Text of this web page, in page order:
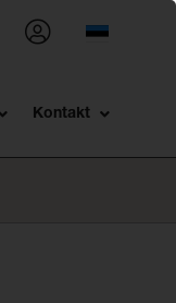
Kontakt